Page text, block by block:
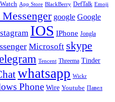
App Store BlackBerry DefTalk Emoji
google Google
IOS IPhone Jongla
Microsoft skype
Tencent Threema Tinder
whatsapp Wickr
Phone Wire Youtube Павел